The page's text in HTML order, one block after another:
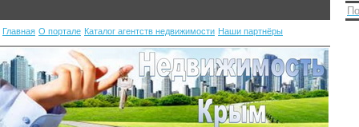
Главная О портале Каталог агентств недвижимости Наши партнёры